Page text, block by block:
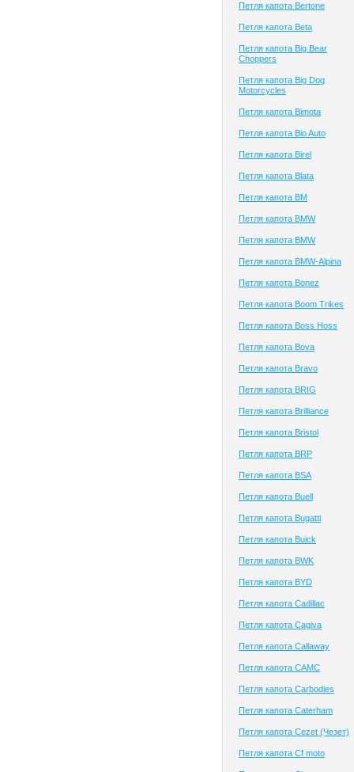
Петля капота Bertone
Петля капота Beta
Петля капота Big Bear
Choppers
Петля капота Big Dog
Motorcycles
Петля капота Bimota
Петля капота Bio Auto
Петля капота Birel
Петля капота Blata
Петля капота BM
Петля капота BMW
Петля капота BMW
Петля капота BMW-Alpina
Петля капота Bonez
Петля капота Boom Trikes
Петля капота Boss Hoss
Петля капота Bova
Петля капота Bravo
Петля капота BRIG
Петля капота Brilliance
Петля капота Bristol
Петля капота BRP
Петля капота BSA
Петля капота Buell
Петля капота Bugatti
Петля капота Buick
Петля капота BWK
Петля капота BYD
Петля капота Cadillac
Петля капота Cagiva
Петля капота Callaway
Петля капота CAMC
Петля капота Carbodies
Петля капота Caterham
Петля капота Cezet (Чезет)
Петля капота Cf moto